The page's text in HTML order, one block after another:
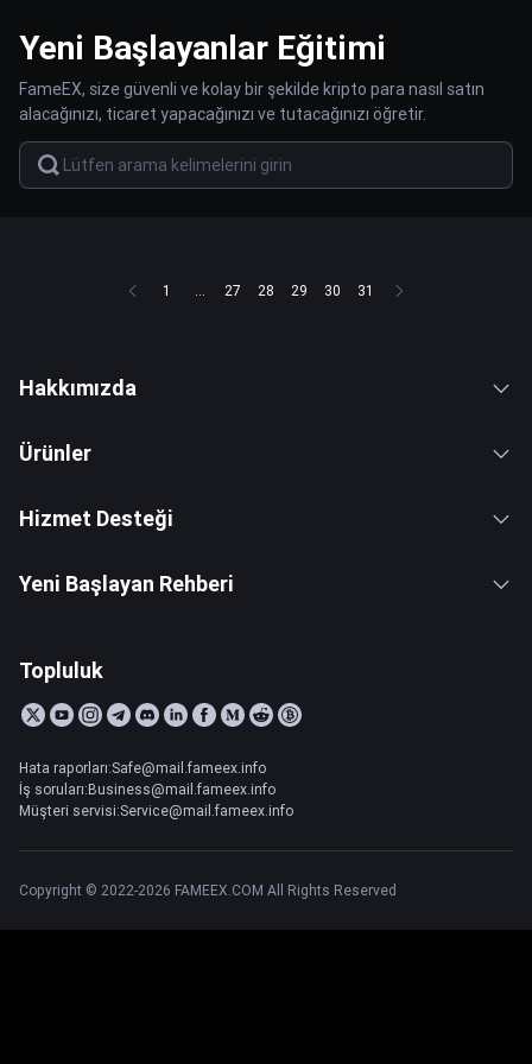
Yeni Başlayanlar Eğitimi
FameEX, size güvenli ve kolay bir şekilde kripto para nasıl satın
alacağınızı, ticaret yapacağınızı ve tutacağınızı öğretir.
1 ... 27 28 29 30 31
Hakkımızda
Ürünler
Hizmet Desteği
Yeni Başlayan Rehberi
Topluluk
Hata raporları:Safe@mail.fameex.info
İş soruları:Business@mail.fameex.info
Müşteri servisi:Service@mail.fameex.info
Copyright © 2022-2026 FAMEEX.COM All Rights Reserved